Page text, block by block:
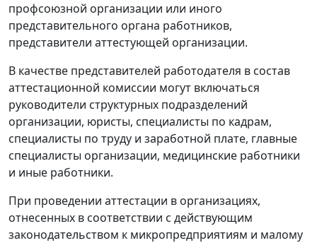
профсоюзной организации или иного
представительного органа работников,
представители аттестующей организации.
В качестве представителей работодателя в состав
аттестационной комиссии могут включаться
руководители структурных подразделений
организации, юристы, специалисты по кадрам,
специалисты по труду и заработной плате, главные
специалисты организации, медицинские работники
и иные работники.
При проведении аттестации в организациях,
отнесенных в соответствии с действующим
законодательством к микропредприятиям и малому